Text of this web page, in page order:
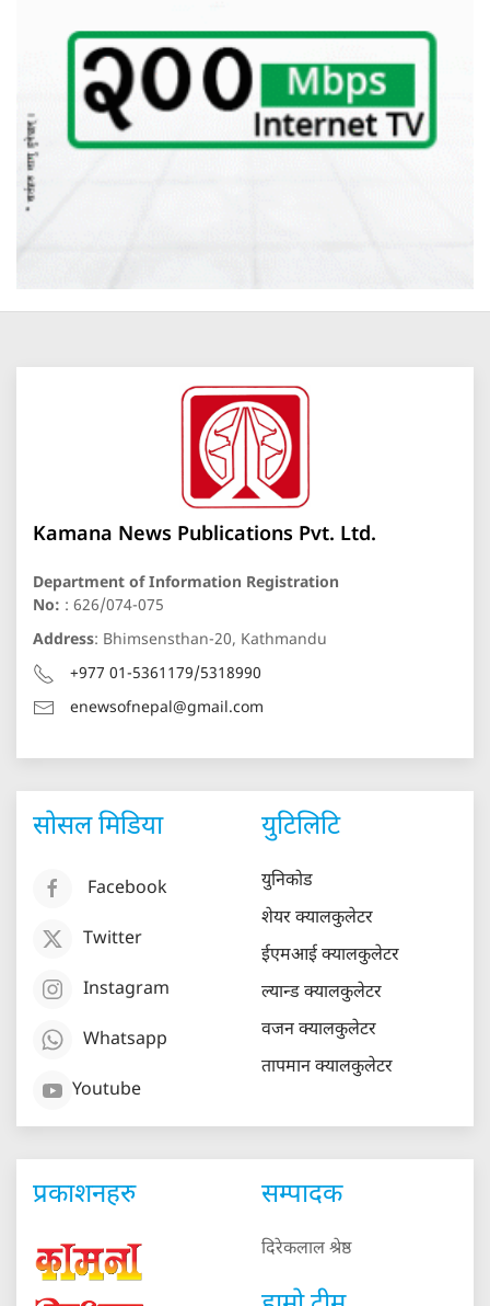
Kamana News Publications Pvt. Ltd.
Department of Information Registration
No: : 626/074-075
Address: Bhimsensthan-20, Kathmandu
+977 01-5361179/5318990
enewsofnepal@gmail.com
सोसल मिडिया
Facebook
Twitter
Instagram
Whatsapp
Youtube
युटिलिटि
युनिकोड
शेयर क्यालकुलेटर
ईएमआई क्यालकुलेटर
ल्यान्ड क्यालकुलेटर
वजन क्यालकुलेटर
तापमान क्यालकुलेटर
प्रकाशनहरु सम्पादक
दिरेकलाल श्रेष्ठ